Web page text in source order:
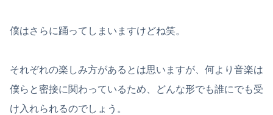
僕はさらに踊ってしまいますけどね笑。
それぞれの楽しみ方があるとは思いますが、何より音楽は
僕らと密接に関わっているため、どんな形でも誰にでも受
け入れられるのでしょう。